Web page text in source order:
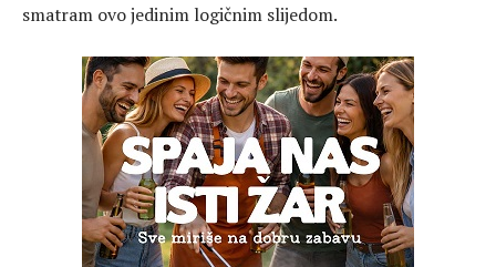
smatram ovo jedinim logičnim slijedom.